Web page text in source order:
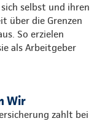
selbst und ihren
über die Grenzen
So erzielen
als Arbeitgeber
Wir
zahlt bei